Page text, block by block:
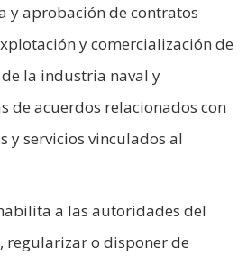
y aprobación de contratos
y comercialización de
la industria naval y
de acuerdos relacionados con
y servicios vinculados al
a las autoridades del
regularizar o disponer de